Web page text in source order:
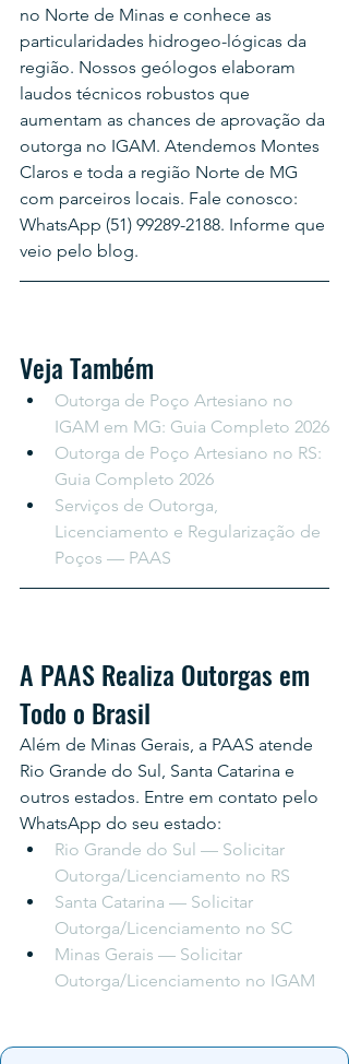
no Norte de Minas e conhece as
particularidades hidrogeo-lógicas da
região. Nossos geólogos elaboram
laudos técnicos robustos que
aumentam as chances de aprovação da
outorga no IGAM. Atendemos Montes
Claros e toda a região Norte de MG
com parceiros locais. Fale conosco:
WhatsApp (51) 99289-2188. Informe que
veio pelo blog.
Veja Também
Outorga de Poço Artesiano no
IGAM em MG: Guia Completo 2026
Outorga de Poço Artesiano no RS:
Guia Completo 2026
Serviços de Outorga,
Licenciamento e Regularização de
Poços — PAAS
A PAAS Realiza Outorgas em
Todo o Brasil
Além de Minas Gerais, a PAAS atende
Rio Grande do Sul, Santa Catarina e
outros estados. Entre em contato pelo
WhatsApp do seu estado:
Rio Grande do Sul — Solicitar
Outorga/Licenciamento no RS
Santa Catarina — Solicitar
Outorga/Licenciamento no SC
Minas Gerais — Solicitar
Outorga/Licenciamento no IGAM